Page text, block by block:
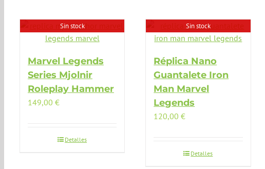
Sin stock
Marvel Legends
Series Mjolnir
Roleplay Hammer
149,00 €
Detalles
Sin stock
Réplica Nano
Guantalete Iron
Man Marvel
Legends
120,00€
Detalles